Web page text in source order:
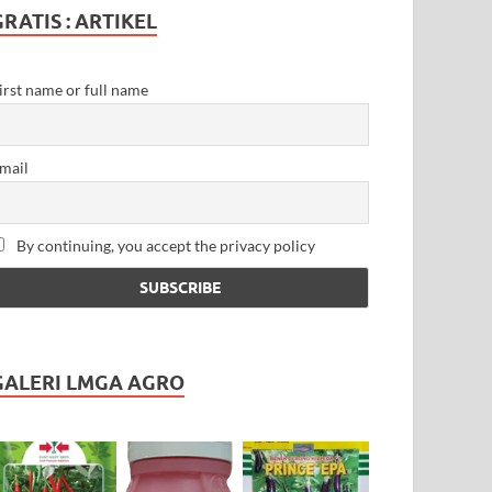
: ARTIKEL
name or full name
By continuing, you accept the privacy policy
LMGA AGRO